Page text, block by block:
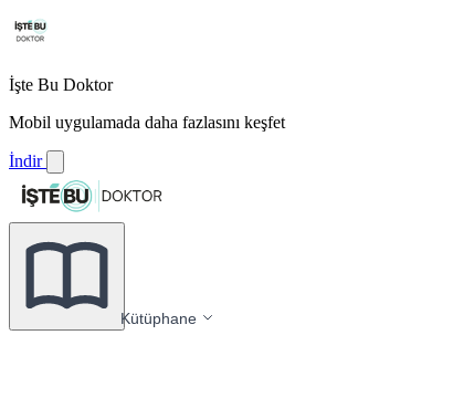
İşte Bu Doktor
Mobil uygulamada daha fazlasını keşfet
İndir
Kütüphane